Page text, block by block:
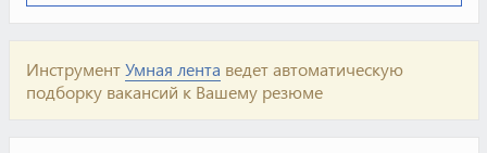
ИнструментУмная лента ведет автоматическую
подборку вакансий к Вашему резюме